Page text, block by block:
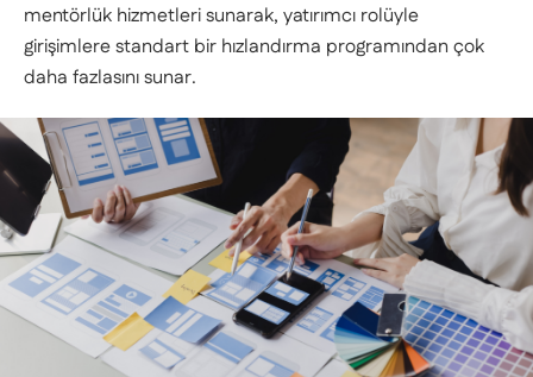
mentörlük hizmetleri sunarak, yatırımcı rolüyle
girişimlere standart bir hızlandırma programından çok
daha fazlasını sunar.